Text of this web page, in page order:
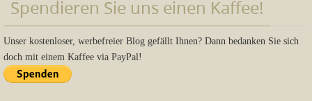
Spendieren Sie uns einen Kaffee!
Unser kostenloser, werbefreier Blog gefällt Ihnen? Dann bedanken Sie sich
doch mit einem Kaffee via PayPal!